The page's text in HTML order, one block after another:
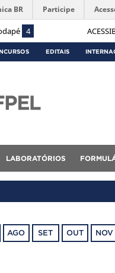
4
BR Participe
EDITAIS
LABORATÓRIOS
AGO SET OUT NOV